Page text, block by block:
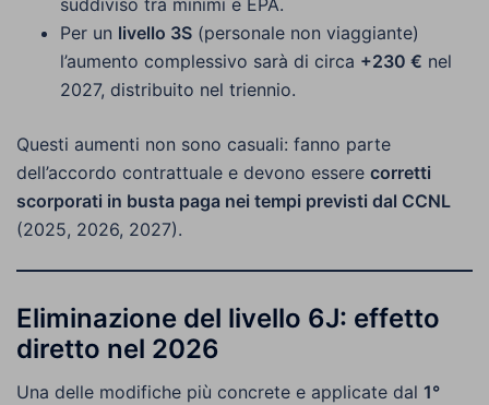
suddiviso tra minimi e EPA.
Per un livello 3S (personale non viaggiante)
l’aumento complessivo sarà di circa +230 € nel
2027, distribuito nel triennio.
Questi aumenti non sono casuali: fanno parte
dell’accordo contrattuale e devono essere corretti
scorporati in busta paga nei tempi previsti dal CCNL
(2025, 2026, 2027).
Eliminazione del livello 6J: effetto
diretto nel 2026
Una delle modifiche più concrete e applicate dal 1°